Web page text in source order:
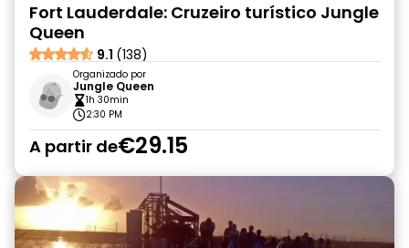
Fort Lauderdale: Cruzeiro turístico Jungle
Queen
9.1 (138)
Organizado por
Jungle Queen
1h 30min
2:30 PM
A partir de€29.15